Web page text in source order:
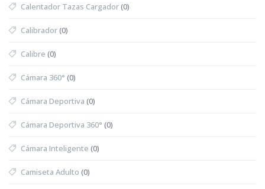
Calentador Tazas Cargador(0)
Calibrador(0)
Calibre (0)
Cámara 360° (0)
Cámara Deportiva (0)
Cámara Deportiva 360° (0)
Cámara Inteligente (0)
Camiseta Adulto (0)